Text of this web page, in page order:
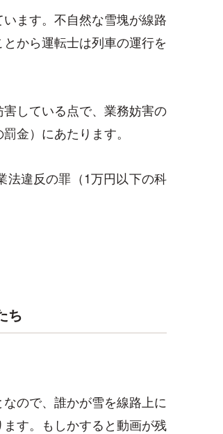
ます。不自然な雪塊が線路
から運転士は列車の運行を
している点で、業務妨害の
金）にあたります。
法違反の罪（1万円以下の科
ち
ので、誰かが雪を線路上に
す。もしかすると動画が残